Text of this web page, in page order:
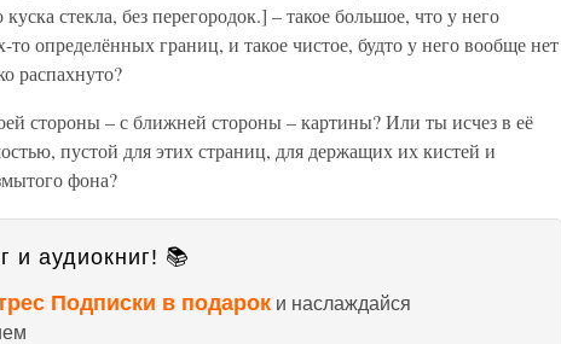
стекла, без перегородок.] – такое большое, что у него
определённых границ, и такое чистое, будто у него вообще нет
распахнуто?
стороны – с ближней стороны – картины? Или ты исчез в её
пустой для этих страниц, для держащих их кистей и
фона?
и аудиокниг! 📚
Подписки в подарок и наслаждайся